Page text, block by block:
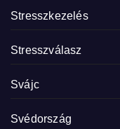
Stresszkezelés
Stresszválasz
Svájc
Svédország